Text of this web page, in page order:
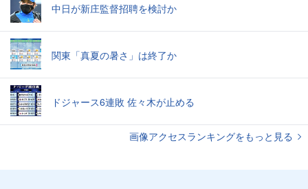
中日が新庄監督招聘を検討か
関東「真夏の暑さ」は終了か
ドジャース6連敗 佐々木が止める
画像アクセスランキングをもっと見る